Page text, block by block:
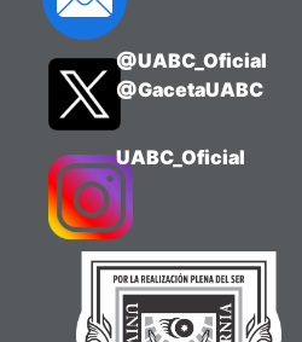
@UABC_Oficial
@GacetaUABC
UABC_Oficial